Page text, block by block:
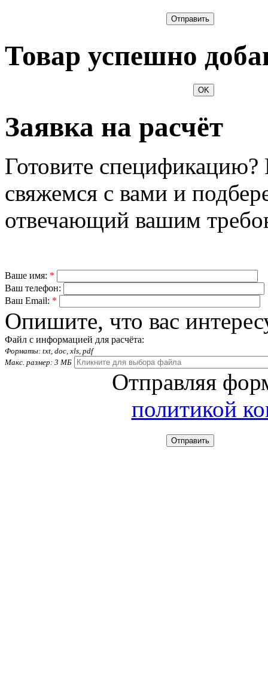
Отправить
Товар успешно
OK
Заявка на расчёт
Готовите
свяжемся с вами и
отвечающий вашим
Ваше имя: *
Ваш телефон:
Ваш Email: *
Опишите, что вас
Файл с информацией для расчёта:
Форматы: txt, doc, xls, pdf
Макс. размер: 3 МБ
Отправляя
политикой
Отправить